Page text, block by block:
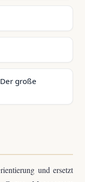
große
und ersetzt